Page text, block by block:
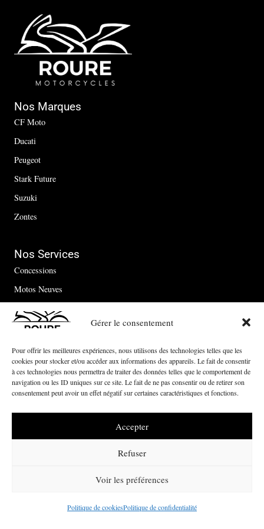
Gérer le consentement
Pour offrir les meilleures expériences, nous utilisons des technologies telles que les
cookies pour stocker et/ou accéder aux informations des appareils. Le fait de consentir
à ces technologies nous permettra de traiter des données telles que le comportement de
navigation ou les ID uniques sur ce site. Le fait de ne pas consentir ou de retirer son
consentement peut avoir un effet négatif sur certaines caractéristiques et fonctions.
Accepter
Refuser
Voir les préférences
Politique de cookiesPolitique de confidentialité
Nos Marques
CF Moto
Ducati
Peugeot
Stark Future
Suzuki
Zontes
Nos Services
Concessions
Motos Neuves
Le groupe
Actualités
Contact
Politique de confidentialité